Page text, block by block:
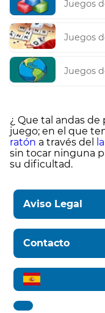
Juegos
Juegos
Juegos
¿ Que tal andas
juego; en el que
ratón a través del
sin tocar ninguna
su dificultad.
Aviso Legal
Contacto